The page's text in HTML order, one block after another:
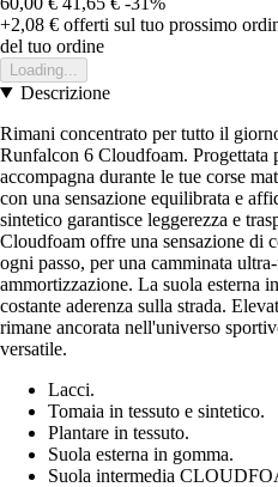
+2,08 € offerti sul tuo prossimo
del tuo ordine
Loading...
Descrizione
Rimani concentrato per tutto il
Runfalcon 6 Cloudfoam. Progettata
accompagna durante le tue corse
con una sensazione equilibrata e
sintetico garantisce leggerezza e
Cloudfoam offre una sensazione di
ogni passo, per una camminata
ammortizzazione. La suola esterna
costante aderenza sulla strada.
rimane ancorata nell'universo
versatile.
Lacci.
Tomaia in tessuto e sintetico.
Plantare in tessuto.
Suola esterna in gomma.
Suola intermedia